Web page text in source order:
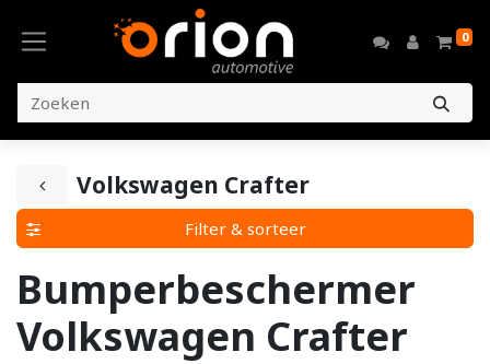
0
Volkswagen Crafter
Filter & sorteer
Bumperbeschermer
Volkswagen Crafter